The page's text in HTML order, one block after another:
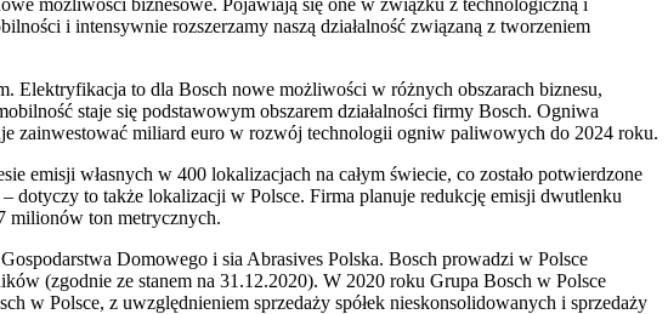
i intensywnie rozszerzamy naszą działalność związaną z tworzeniem
Elektryfikacja to dla Bosch nowe możliwości w różnych obszarach biznesu,
staje się podstawowym obszarem działalności firmy Bosch. Ogniwa
zainwestować miliard euro w rozwój technologii ogniw paliwowych do 2024 roku.
emisji własnych w 400 lokalizacjach na całym świecie, co zostało potwierdzone
dotyczy to także lokalizacji w Polsce. Firma planuje redukcję emisji dwutlenku
milionów ton metrycznych.
Domowego i sia Abrasives Polska. Bosch prowadzi w Polsce
(zgodnie ze stanem na 31.12.2020). W 2020 roku Grupa Bosch w Polsce
w Polsce, z uwzględnieniem sprzedaży spółek nieskonsolidowanych i sprzedaży